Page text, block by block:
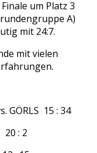
um Platz 3
A)
mit 24:7.
mit vielen
GÖRLS 15 : 34
: 2